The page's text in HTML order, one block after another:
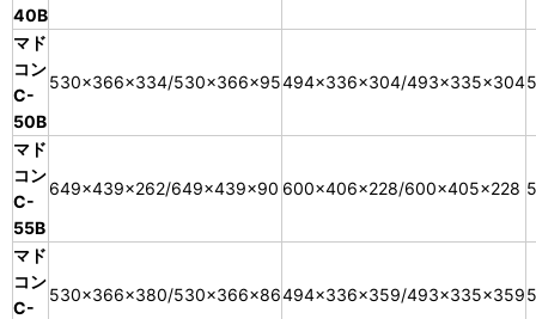
40B
マド
コン
C-
50B
530×366×334/530×366×95494×336×304/493×335×304
マド
コン
C-
55B
649×439×262/649×439×90 600×406×228/600×405×228
マド
コン
C-
530×366×380/530×366×86494×336×359/493×335×359